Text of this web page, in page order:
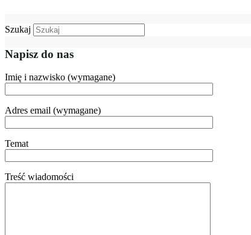
Szukaj
Napisz do nas
Imię i nazwisko (wymagane)
Adres email (wymagane)
Temat
Treść wiadomości